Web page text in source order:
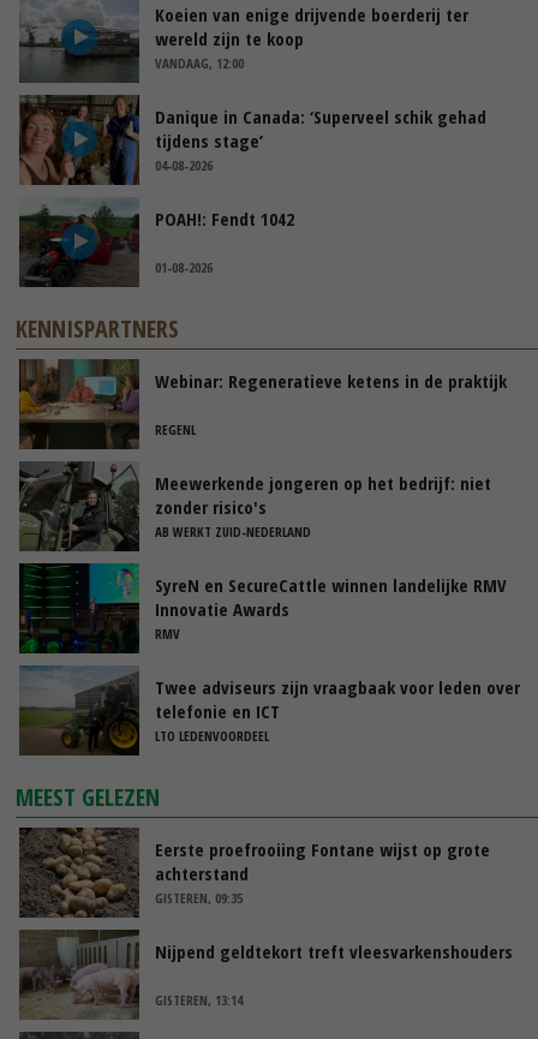
Koeien van enige drijvende boerderij ter
wereld zijn te koop
VANDAAG, 12:00
Danique in Canada: ‘Superveel schik gehad
tijdens stage’
04-08-2026
POAH!: Fendt 1042
01-08-2026
KENNISPARTNERS
Webinar: Regeneratieve ketens in de praktijk
REGENL
Meewerkende jongeren op het bedrijf: niet
zonder risico's
AB WERKT ZUID-NEDERLAND
SyreN en SecureCattle winnen landelijke RMV
Innovatie Awards
RMV
Twee adviseurs zijn vraagbaak voor leden over
telefonie en ICT
LTO LEDENVOORDEEL
MEEST GELEZEN
Eerste proefrooiing Fontane wijst op grote
achterstand
GISTEREN, 09:35
Nijpend geldtekort treft vleesvarkenshouders
GISTEREN, 13:14